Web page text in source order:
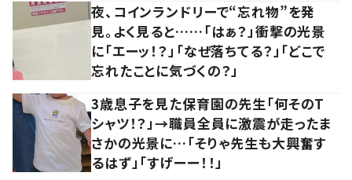
夜、コインランドリーで“忘れ物”を発
見。よく見ると……「はぁ？」衝撃の光景
に「エーッ！？」「なぜ落ちてる？」「どこで
忘れたことに気づくの？」
3歳息子を見た保育園の先生「何そのT
シャツ！？」→職員全員に激震が走ったま
さかの光景に…「そりゃ先生も大興奮す
るはず」「すげーー！！」